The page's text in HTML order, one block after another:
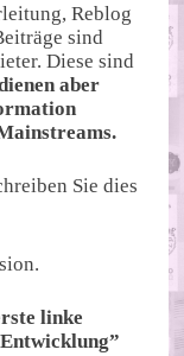
Reblog
sind
Diese sind
aber
Sie dies
linke